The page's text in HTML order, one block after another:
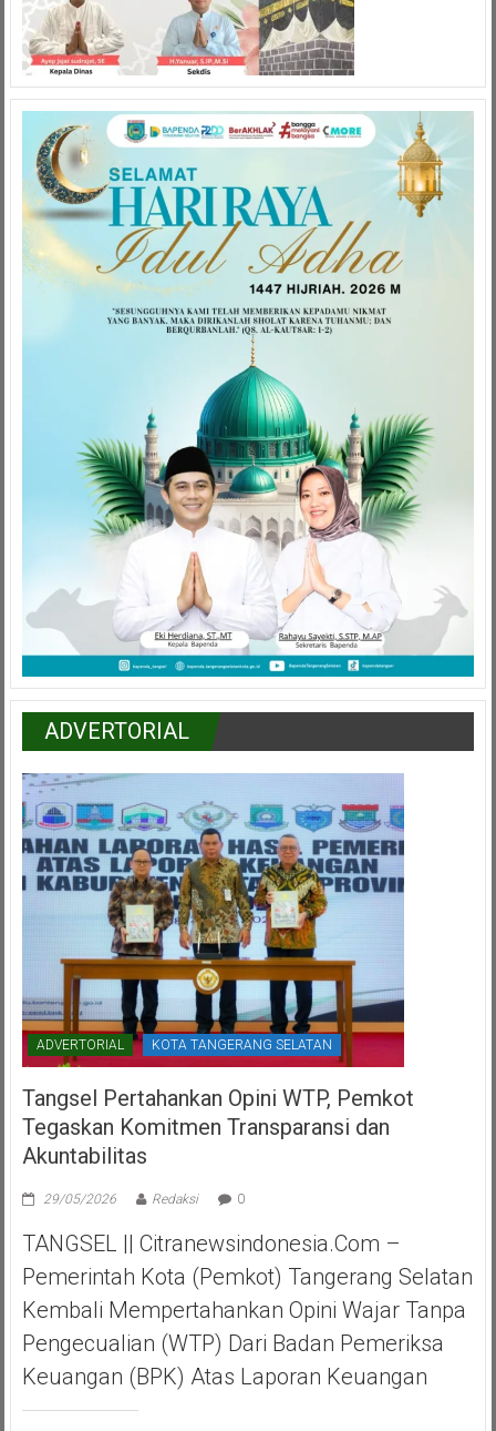
ADVERTORIAL
ADVERTORIAL KOTA TANGERANG SELATAN
Tangsel Pertahankan Opini WTP, Pemkot
Tegaskan Komitmen Transparansi dan
Akuntabilitas
29/05/2026 Redaksi 0
TANGSEL || Citranewsindonesia.com –
Pemerintah Kota (Pemkot) Tangerang Selatan
Kembali Mempertahankan Opini Wajar Tanpa
Pengecualian (WTP) Dari Badan Pemeriksa
Keuangan (BPK) Atas Laporan Keuangan